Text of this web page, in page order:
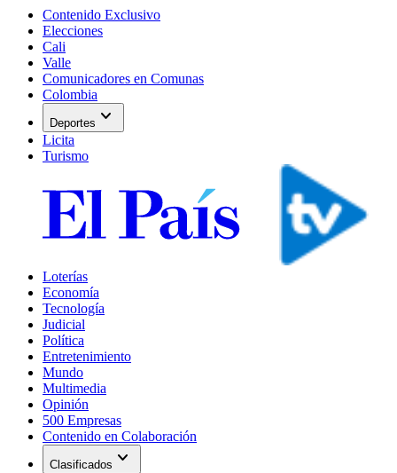
Contenido Exclusivo
Elecciones
Cali
Valle
Comunicadores en Comunas
Colombia
Deportes expand_more
Licita
Turismo
Loterías
Economía
Tecnología
Judicial
Política
Entretenimiento
Mundo
Multimedia
Opinión
500 Empresas
Contenido en Colaboración
Clasificados expand_more